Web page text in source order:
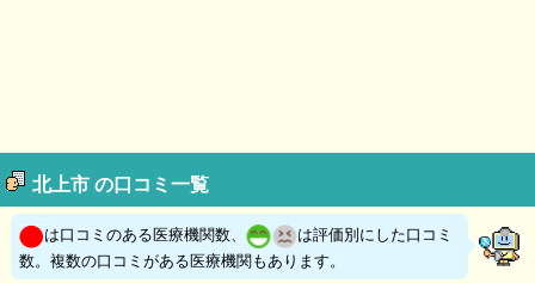
北上市 の口コミ一覧
は口コミのある医療機関数、
は評価別にした口コミ
数。複数の口コミがある医療機関もあります。